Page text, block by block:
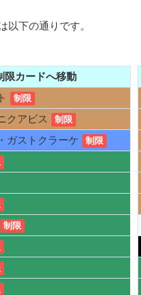
下の通りです。
限カードへ移動
制限
クアビス 制限
ガストクラーケ 制限
制限